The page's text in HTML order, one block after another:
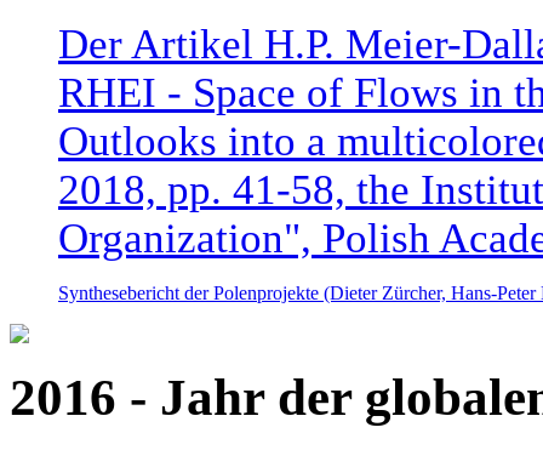
Der Artikel H.P. Meier-
RHEI - Space of Flows in
Outlooks into a
2018, pp. 41-58, the
Organization", Polish
Synthesebericht der Polenprojekte (Dieter Zürcher, Hans-
2016 - Jahr der